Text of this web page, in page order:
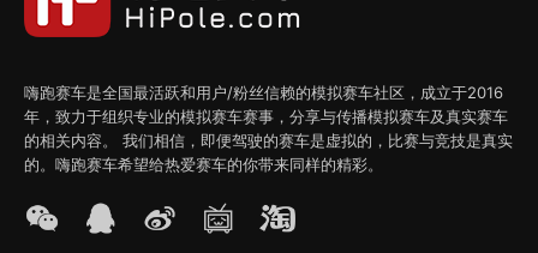
嗨跑赛车是全国最活跃和用户/粉丝信赖的模拟赛车社区，成立于2016
年，致力于组织专业的模拟赛车赛事，分享与传播模拟赛车及真实赛车
的相关内容。 我们相信，即便驾驶的赛车是虚拟的，比赛与竞技是真实
的。嗨跑赛车希望给热爱赛车的你带来同样的精彩。